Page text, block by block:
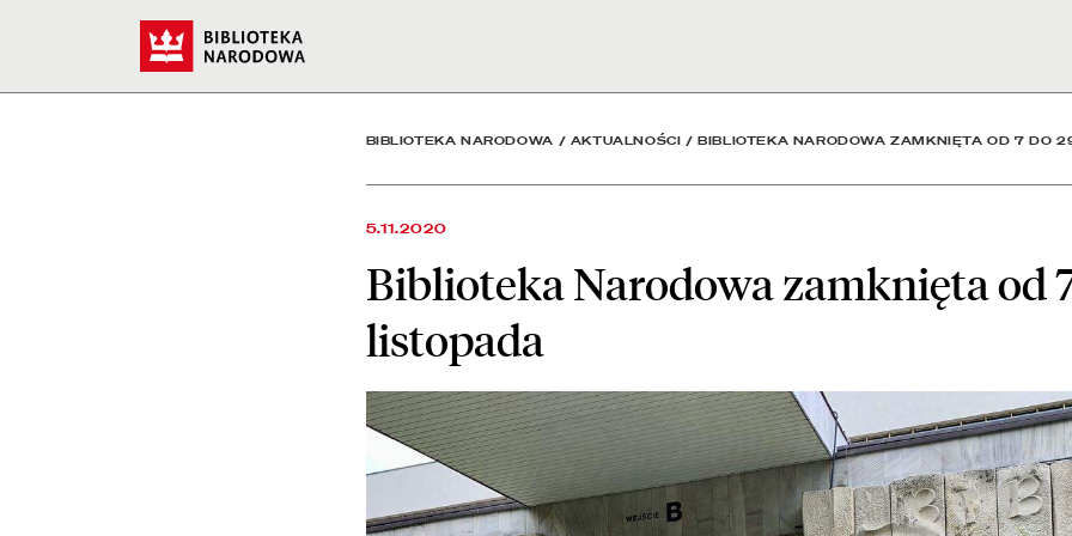
Biblioteka Narodowa zamknięta od 7 do 29
BIBLIOTEKA NARODOWA / AKTUALNOŚCI /BIBLIOTEKA NARODOWA ZAMKNIĘTA OD 7 DO
5.11.2020
Biblioteka Narodowa zamknięta od
listopada